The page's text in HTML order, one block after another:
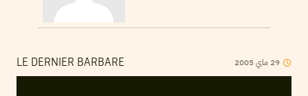
LE DERNIER BARBARE 29 ماي 2005